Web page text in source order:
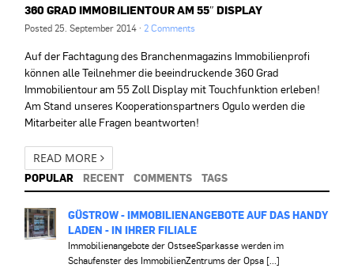
360 GRAD IMMOBILIENTOUR AM 55″ DISPLAY
Posted25. September 2014·2 Comments
Auf der Fachtagung des Branchenmagazins Immobilienprofi
können alle Teilnehmer die beeindruckende 360 Grad
Immobilientour am 55 Zoll Display mit Touchfunktion erleben!
Am Stand unseres Kooperationspartners Ogulo werden die
Mitarbeiter alle Fragen beantworten!
READ MORE
POPULAR RECENT COMMENTS TAGS
GÜSTROW - IMMOBILIENANGEBOTE AUF DAS HANDY
LADEN - IN IHRER FILIALE
Immobilienangebote der OstseeSparkasse werden im
Schaufenster des ImmobilienZentrums der Opsa [...]